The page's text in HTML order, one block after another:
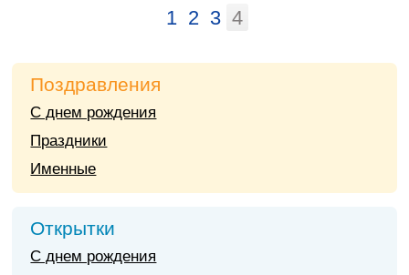
1 2 3 4
Поздравления
С днем рождения
Праздники
Именные
Открытки
С днем рождения